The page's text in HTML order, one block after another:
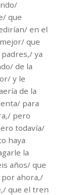
que
en el
que
ya
de la
y le
de la
para
pero
todavía/
haya
la
años/ que
por ahora,/
que el tren